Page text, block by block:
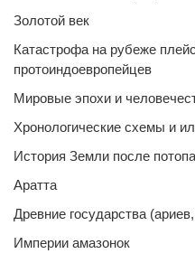
Золотой век
Катастрофа на рубеже
протоиндоевропейцев
Мировые эпохи и
Хронологические схемы и
История Земли после
Аратта
Древние государства
Империи амазонок